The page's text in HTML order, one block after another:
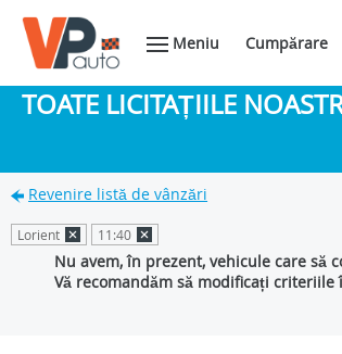
Meniu Cumpărare
TOATE LICITAȚIILE
Revenire listă de vânzări
Lorient 11:40
Nu avem, în prezent, vehicule care să
Vă recomandăm să modificați